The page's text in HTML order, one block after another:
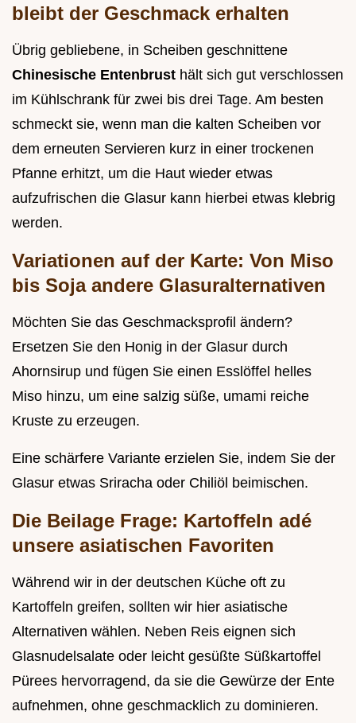
bleibt der Geschmack erhalten
Übrig gebliebene, in Scheiben geschnittene
Chinesische Entenbrust hält sich gut verschlossen
im Kühlschrank für zwei bis drei Tage. Am besten
schmeckt sie, wenn man die kalten Scheiben vor
dem erneuten Servieren kurz in einer trockenen
Pfanne erhitzt, um die Haut wieder etwas
aufzufrischen die Glasur kann hierbei etwas klebrig
werden.
Variationen auf der Karte: Von Miso
bis Soja andere Glasuralternativen
Möchten Sie das Geschmacksprofil ändern?
Ersetzen Sie den Honig in der Glasur durch
Ahornsirup und fügen Sie einen Esslöffel helles
Miso hinzu, um eine salzig süße, umami reiche
Kruste zu erzeugen.
Eine schärfere Variante erzielen Sie, indem Sie der
Glasur etwas Sriracha oder Chiliöl beimischen.
Die Beilage Frage: Kartoffeln adé
unsere asiatischen Favoriten
Während wir in der deutschen Küche oft zu
Kartoffeln greifen, sollten wir hier asiatische
Alternativen wählen. Neben Reis eignen sich
Glasnudelsalate oder leicht gesüßte Süßkartoffel
Pürees hervorragend, da sie die Gewürze der Ente
aufnehmen, ohne geschmacklich zu dominieren.